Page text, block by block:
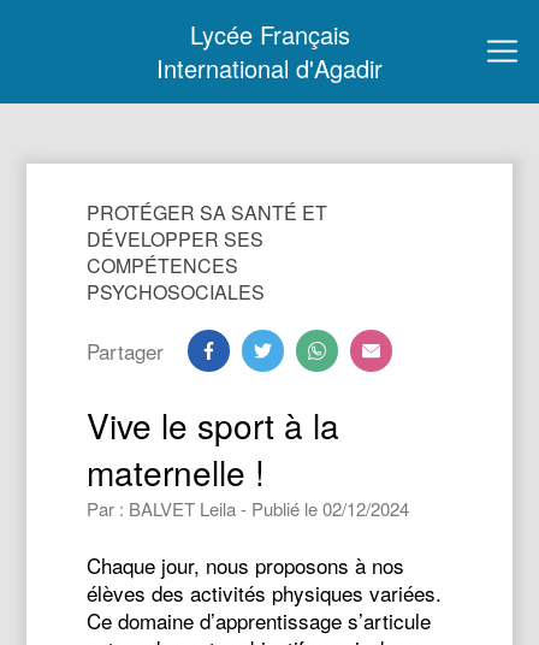
Lycée Français
International d'Agadir
PROTÉGER SA SANTÉ ET
DÉVELOPPER SES
COMPÉTENCES
PSYCHOSOCIALES
Partager
Vive le sport à la
maternelle !
Par : BALVET Leila - Publié le 02/12/2024
Chaque jour, nous proposons à nos
élèves des activités physiques variées.
Ce domaine d’apprentissage s’articule